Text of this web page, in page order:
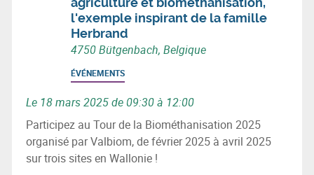
l'exemple inspirant de la famille
Herbrand
4750 Bütgenbach, Belgique
ÉVÉNEMENTS
Le 18 mars 2025 de 09:30 à 12:00
Participez au Tour de la Biométhanisation 2025
organisé par Valbiom, de février 2025 à avril 2025
sur trois sites en Wallonie !